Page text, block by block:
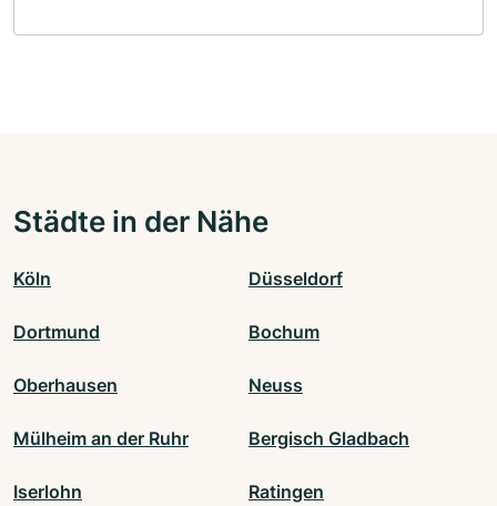
Städte in der Nähe
Köln Düsseldorf
Dortmund Bochum
Oberhausen Neuss
Mülheim an der Ruhr Bergisch Gladbach
Iserlohn Ratingen